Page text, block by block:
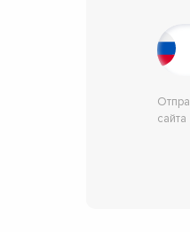
сайта